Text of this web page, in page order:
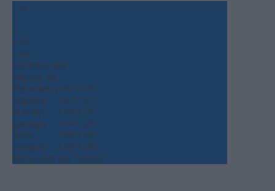
+33
°
C
+34°
+25°
Θεσσαλονίκη
Πέμπτη, 06
Παρασκευή+37°+26°
Σάββατο
+37°+25°
Κυριακή
+36°+27°
Δευτέρα
+34°+26°
Τρίτη
+36°+24°
Τετάρτη
+36°+24°
Πρόγνωση για 7 μέρες